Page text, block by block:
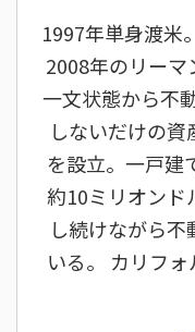
1997年単身渡米
2008年のリー
一文状態から不
しないだけの
を設立。一戸建
約10ミリオンド
し続けながら
いる。 カリフ